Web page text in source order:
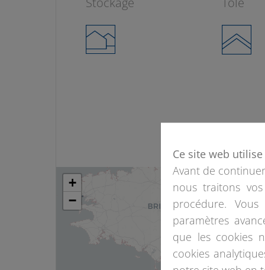
+
−
Ce site web
Avant de
nous traitons
procédure.
paramètres
que les cookies
cookies